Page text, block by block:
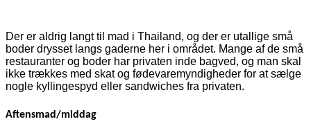
Der er aldrig langt til mad i Thailand, og der er utallige små
boder drysset langs gaderne her i området. Mange af de små
restauranter og boder har privaten inde bagved, og man skal
ikke trækkes med skat og fødevaremyndigheder for at sælge
nogle kyllingespyd eller sandwiches fra privaten.
Aftensmad/middag